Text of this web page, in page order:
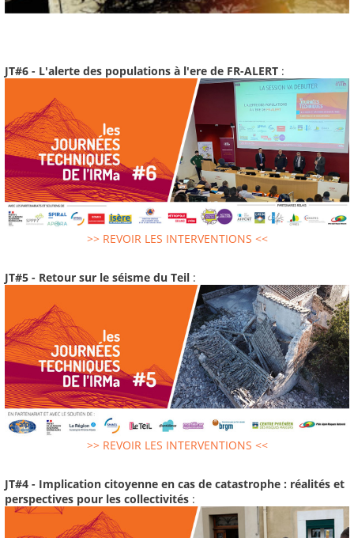
JT#6 - L'alerte des populations à l'ere de FR-ALERT :
>> REVOIR LES INTERVENTIONS <<
JT#5 - Retour sur le séisme du Teil :
>> REVOIR LES INTERVENTIONS <<
JT#4 - Implication citoyenne en cas de catastrophe : réalités et
perspectives pour les collectivités :